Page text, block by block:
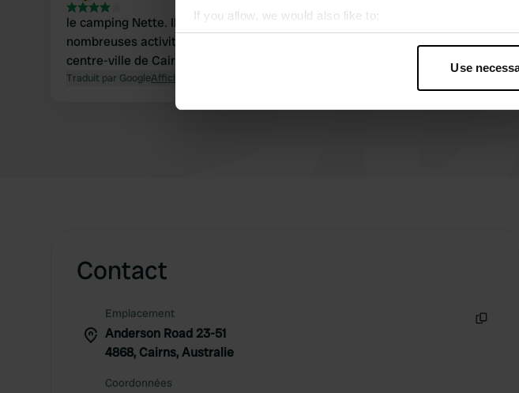
If you allow, we would also like to:
Collect information about your geographical location
Find out more about how your personal data is processed
Use
le camping Nette. Il est une station balnéaire et il est à grande échelle. De
nombreuses activités sont également organisées. Navette gratuite pour le
centre-ville de Cairns et un arrêt de bus du bus local en dehors de la porte.
Traduit par GoogleAfficher l'original
Contact
Emplacement
Anderson Road 23-51
4868, Cairns, Australie
Coordonnées